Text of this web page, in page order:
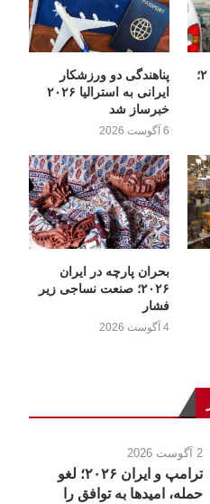
تکدی‌گری در ایران ۲۰۲۶؛
پناهندگی دو ورزشکار
ایرانی به استرالیا ۲۰۲۶
خبرساز شد
6 آگوست 2026
بحران پارچه در ایران
۲۰۲۶؛ صنعت نساجی زیر
فشار
4 آگوست 2026
2 آگوست 2026
ترامپ و ایران ۲۰۲۶؛ لغو
حمله، امیدها به توافق را